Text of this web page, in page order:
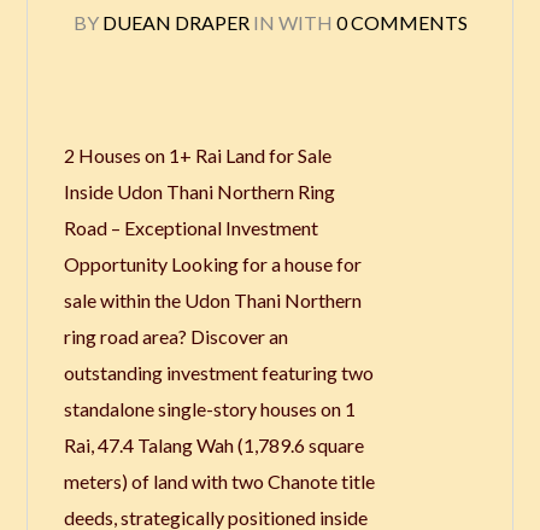
BY DUEAN DRAPERIN WITH 0 COMMENTS
2 Houses on 1+ Rai Land for Sale
Inside Udon Thani Northern Ring
Road – Exceptional Investment
Opportunity Looking for a house for
sale within the Udon Thani Northern
ring road area? Discover an
outstanding investment featuring two
standalone single-story houses on 1
Rai, 47.4 Talang Wah (1,789.6 square
meters) of land with two Chanote title
deeds, strategically positioned inside